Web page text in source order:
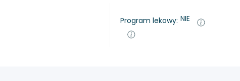
Program lekowy: NIE